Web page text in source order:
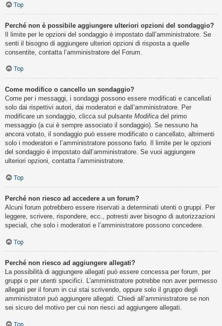
Top
Perché non è possibile aggiungere ulteriori opzioni del sondaggio?
Il limite per le opzioni del sondaggio è impostato dall’amministratore. Se
senti il bisogno di aggiungere ulteriori opzioni di risposta a quelle
consentite, contatta l’amministratore del Forum.
Top
Come modifico o cancello un sondaggio?
Come per i messaggi, i sondaggi possono essere modificati e cancellati
solo dai rispettivi autori, dai moderatori e dall’amministratore. Per
modificare un sondaggio, clicca sul pulsante Modifica del primo
messaggio (a cui è sempre associato il sondaggio). Se nessuno ha
ancora votato, il sondaggio può essere modificato o cancellato, altrimenti
solo i moderatori e l’amministratore possono farlo. Il limite per le opzioni
del sondaggio è impostato dall’amministratore. Se vuoi aggiungere
ulteriori opzioni, contatta l’amministratore.
Top
Perché non riesco ad accedere a un forum?
Alcuni forum potrebbero essere riservati a determinati utenti o gruppi. Per
leggere, scrivere, rispondere, ecc., potresti aver bisogno di autorizzazioni
speciali, che solo i moderatori e l’amministratore possono concedere.
Top
Perché non riesco ad aggiungere allegati?
La possibilità di aggiungere allegati può essere concessa per forum, per
gruppi o per utenti specifici. L’amministratore potrebbe non aver permesso
allegati per il forum in cui stai scrivendo, oppure solo il gruppo degli
amministratori può aggiungere allegati. Chiedi all’amministratore se non
sei sicuro del motivo per cui non riesci ad aggiungere allegati.
Top